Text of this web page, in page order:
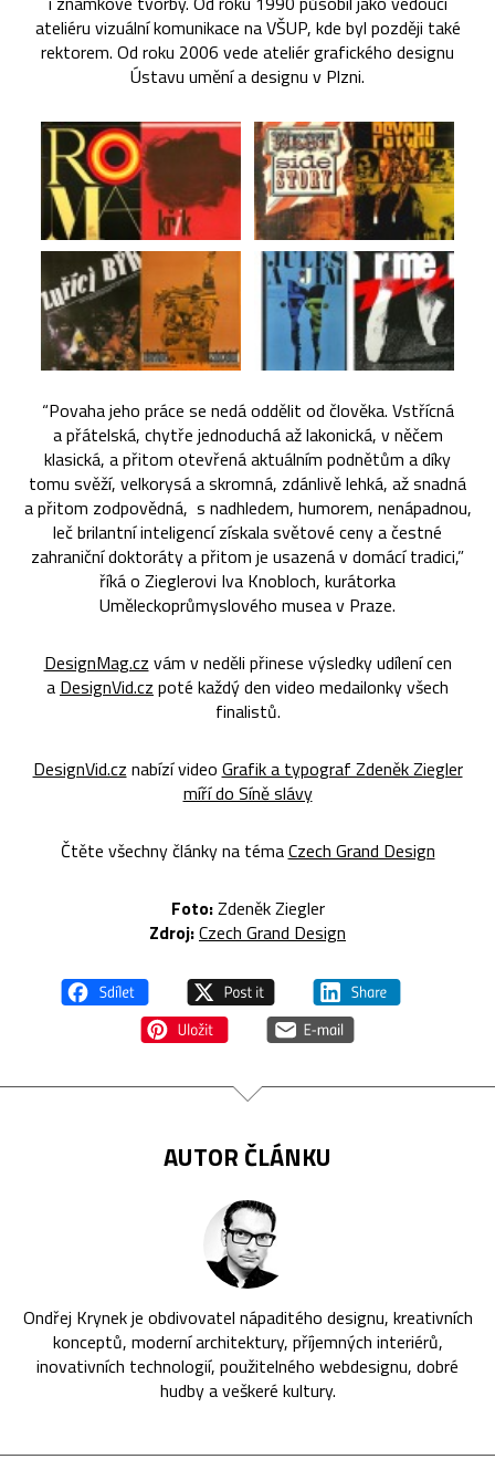
ateliéru vizuální komunikace na VŠUP, kde byl později také
rektorem. Od roku 2006 vede ateliér grafického designu
Ústavu umění a designu v Plzni.
“Povaha jeho práce se nedá oddělit od člověka. Vstřícná
a přátelská, chytře jednoduchá až lakonická, v něčem
klasická, a přitom otevřená aktuálním podnětům a díky
tomu svěží, velkorysá a skromná, zdánlivě lehká, až snadná
a přitom zodpovědná, s nadhledem, humorem, nenápadnou,
leč brilantní inteligencí získala světové ceny a čestné
zahraniční doktoráty a přitom je usazená v domácí tradici,”
říká o Zieglerovi Iva Knobloch, kurátorka
Uměleckoprůmyslového musea v Praze.
DesignMag.cz vám v neděli přinese výsledky udílení cen
a DesignVid.cz poté každý den video medailonky všech
finalistů.
DesignVid.cz nabízí video Grafik a typograf Zdeněk Ziegler
míří do Síně slávy
Čtěte všechny články na témaCzech Grand Design
Foto:Zdeněk Ziegler
Zdroj:Czech Grand Design
AUTOR ČLÁNKU
Ondřej Krynek je obdivovatel nápaditého designu, kreativních
konceptů, moderní architektury, příjemných interiérů,
inovativních technologií, použitelného webdesignu, dobré
hudby a veškeré kultury.